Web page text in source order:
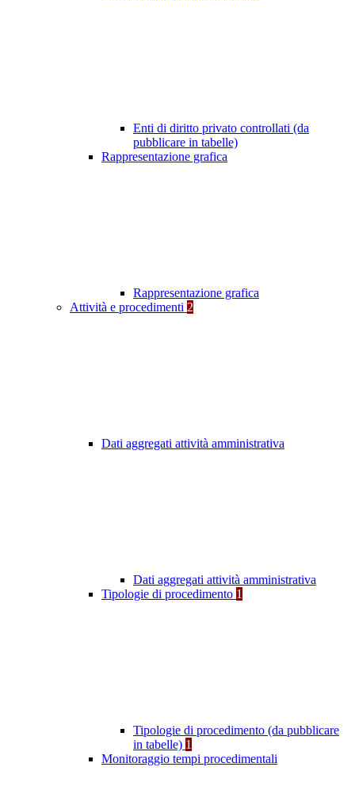
Enti di diritto privato controllati (da
pubblicare in tabelle)
Rappresentazione grafica
Rappresentazione grafica
Attività e procedimenti 2
Dati aggregati attività amministrativa
Dati aggregati attività amministrativa
Tipologie di procedimento 1
Tipologie di procedimento (da pubblicare
in tabelle) 1
Monitoraggio tempi procedimentali